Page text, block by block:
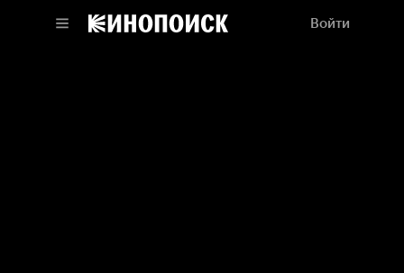
Войти